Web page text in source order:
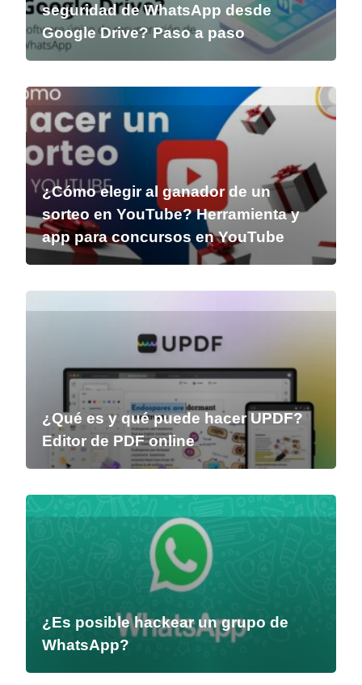
seguridad de WhatsApp desde
Google Drive? Paso a paso
¿Cómo elegir al ganador de un
sorteo en YouTube? Herramienta y
app para concursos en YouTube
¿Qué es y qué puede hacer UPDF?
Editor de PDF online
¿Es posible hackear un grupo de
WhatsApp?